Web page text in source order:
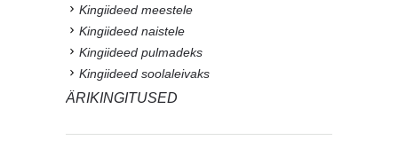
Kingiideed meestele
Kingiideed naistele
Kingiideed pulmadeks
Kingiideed soolaleivaks
ÄRIKINGITUSED